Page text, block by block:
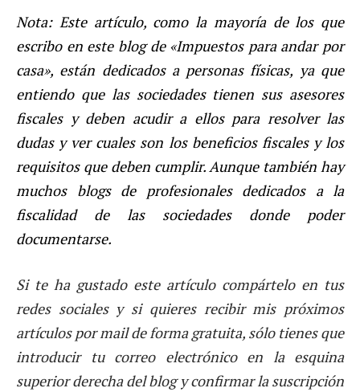
Nota: Este artículo, como la mayoría de los que
escribo en este blog de «Impuestos para andar por
casa», están dedicados a personas físicas, ya que
entiendo que las sociedades tienen sus asesores
fiscales y deben acudir a ellos para resolver las
dudas y ver cuales son los beneficios fiscales y los
requisitos que deben cumplir. Aunque también hay
muchos blogs de profesionales dedicados a la
fiscalidad de las sociedades donde poder
documentarse.
Si te ha gustado este artículo compártelo en tus
redes sociales y si quieres recibir mis próximos
artículos por mail de forma gratuita, sólo tienes que
introducir tu correo electrónico en la esquina
superior derecha del blog y confirmar la suscripción